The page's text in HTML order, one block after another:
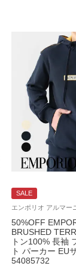
SALE
50%OFF
BRUSHED
トン100% 長袖
ト パーカー EU
54085732